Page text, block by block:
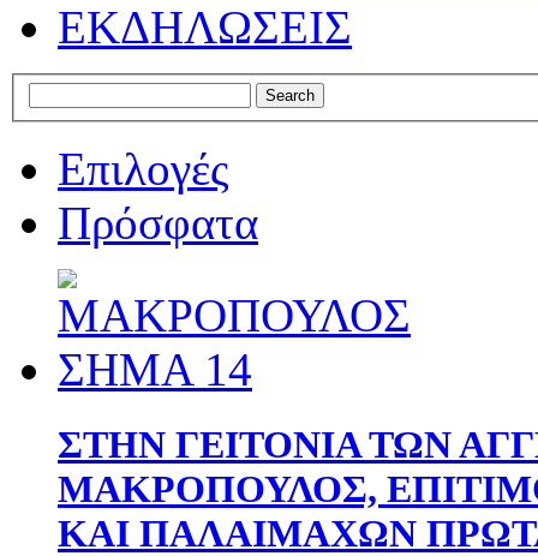
ΕΚΔΗΛΩΣΕΙΣ
Επιλογές
Πρόσφατα
ΣΤΗΝ ΓΕΙΤΟΝΙΑ ΤΩΝ
ΜΑΚΡΟΠΟΥΛΟΣ,
ΚΑΙ ΠΑΛΑΙΜΑΧΩΝ